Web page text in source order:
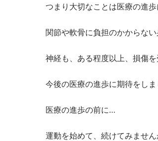
つまり大切なことは医療の進
関節や軟骨に負担のかからな
神経も、ある程度以上、損傷
今後の医療の進歩に期待をしま
医療の進歩の前に…
運動を始めて、続けてみません